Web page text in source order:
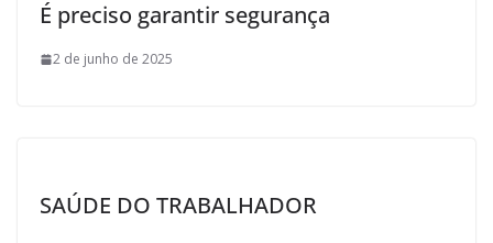
É preciso garantir segurança
2 de junho de 2025
SAÚDE DO TRABALHADOR